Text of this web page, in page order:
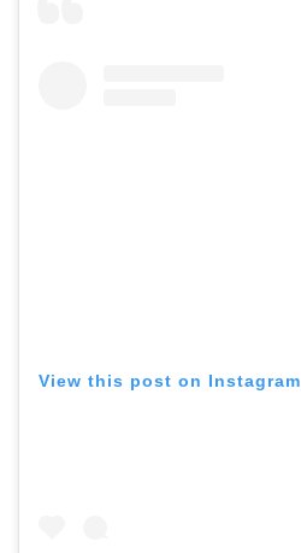
View this post on Instagram